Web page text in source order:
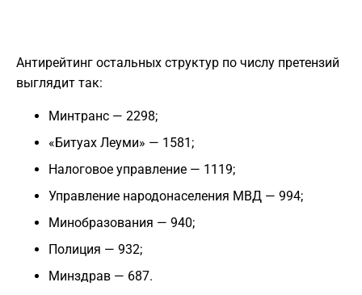
Антирейтинг остальных структур по числу претензий
выглядит так:
Минтранс — 2298;
«Битуах Леуми» — 1581;
Налоговое управление — 1119;
Управление народонаселения МВД — 994;
Минобразования — 940;
Полиция — 932;
Минздрав — 687.